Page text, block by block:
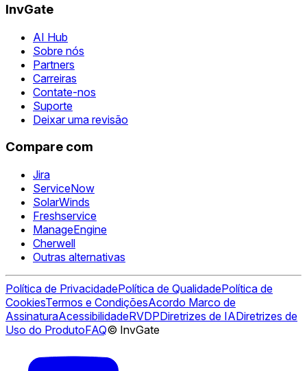
InvGate
AI Hub
Sobre nós
Partners
Carreiras
Contate-nos
Suporte
Deixar uma revisão
Compare com
Jira
ServiceNow
SolarWinds
Freshservice
ManageEngine
Cherwell
Outras alternativas
Política de PrivacidadePolítica de QualidadePolítica de
CookiesTermos e CondiçõesAcordo Marco de
AssinaturaAcessibilidadeRVDPDiretrizes de IADiretrizes de
Uso do ProdutoFAQ© InvGate